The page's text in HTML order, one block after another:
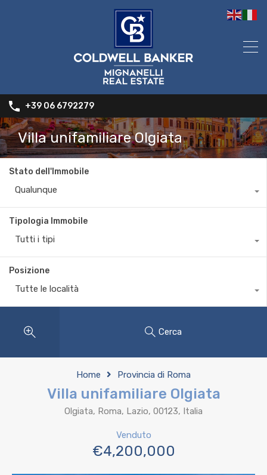
+39 06 6792279
Villa unifamiliare Olgiata
Stato dell'Immobile
Qualunque
Tipologia Immobile
Tutti i tipi
Posizione
Tutte le località
Cerca
Home Provincia di Roma
Villa unifamiliare Olgiata
Olgiata, Roma, Lazio, 00123, Italia
Venduto
€4,200,000